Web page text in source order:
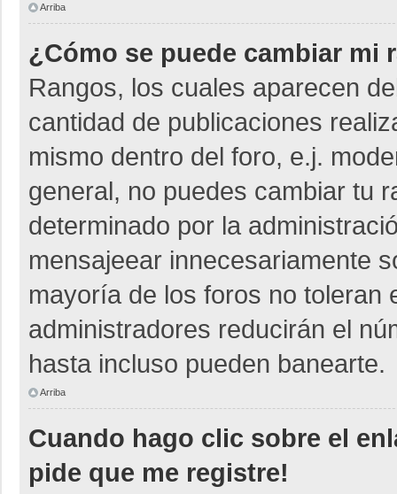
Arriba
¿Cómo se puede cambiar mi
Rangos, los cuales aparecen
cantidad de publicaciones
mismo dentro del foro, e.j.
general, no puedes cambiar tu
determinado por la
mensajeear innecesariamente
mayoría de los foros no toleran
administradores reducirán el
hasta incluso pueden banearte.
Arriba
Cuando hago clic sobre el
pide que me registre!